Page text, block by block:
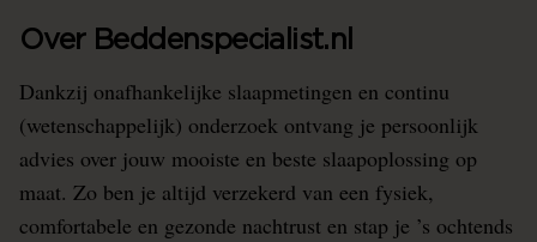
Over Beddenspecialist.nl
Dankzij onafhankelijke slaapmetingen en continu
(wetenschappelijk) onderzoek ontvang je persoonlijk
advies over jouw mooiste en beste slaapoplossing op
maat. Zo ben je altijd verzekerd van een fysiek,
comfortabele en gezonde nachtrust en stap je ’s ochtends